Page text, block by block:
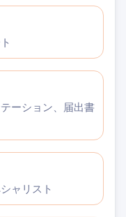
ーション、届出書
ャリスト